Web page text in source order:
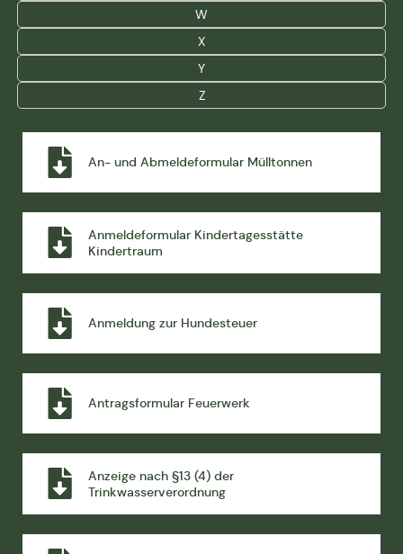
W
X
Y
Z
An- und Abmeldeformular Mülltonnen
Anmeldeformular Kindertagesstätte
Kindertraum
Anmeldung zur Hundesteuer
Antragsformular Feuerwerk
Anzeige nach §13 (4) der
Trinkwasserverordnung